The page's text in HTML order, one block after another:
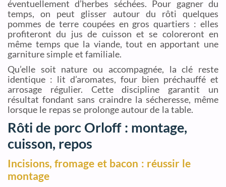
éventuellement d’herbes séchées. Pour gagner du
temps, on peut glisser autour du rôti quelques
pommes de terre coupées en gros quartiers : elles
profiteront du jus de cuisson et se coloreront en
même temps que la viande, tout en apportant une
garniture simple et familiale.
Qu’elle soit nature ou accompagnée, la clé reste
identique : lit d’aromates, four bien préchauffé et
arrosage régulier. Cette discipline garantit un
résultat fondant sans craindre la sécheresse, même
lorsque le repas se prolonge autour de la table.
Rôti de porc Orloff : montage,
cuisson, repos
Incisions, fromage et bacon : réussir le
montage